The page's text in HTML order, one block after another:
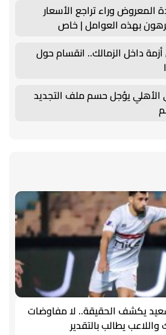
المعروض وراء تراجع الأسعار
بهذه العوامل | خاص
داخل الزمالك.. انقسام حول
الأهلي يؤجل حسم ملف التجديد
يكشف الحقيقة.. لا مفاوضات
يطالب بالتقدير